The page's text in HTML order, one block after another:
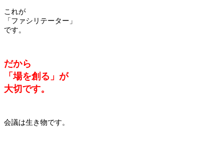
これが
「ファシリテーター」
です。
だから
「場を創る」が
大切です。
会議は生き物です。